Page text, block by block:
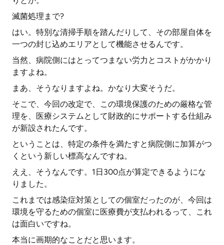
滅菌処理まで?
はい。特別な清掃手順を踏んだりして、その部屋自体を
一つの封じ込めエリアとして機能させるんです。
当然、病院側にはとってつまない労力とコストがかかり
ますよね。
まあ、そうなりますよね。かなり大変そうだ。
そこで、今回の改定で、この環境保護のための厳格な管
理を、医療システムとして財政的にサポートする仕組み
が新設されたんです。
ということは、特定の条件を満たすと病院側に加算がつ
くという新しい標高なんですね。
ええ、そうなんです。1日300点が算定できるようにな
りました。
これまでは感染症対策としての個室だったのが、今回は
環境を守るための個室に医療費が支払われるって、これ
は面白いですね。
本当に画期的なことだと思います。